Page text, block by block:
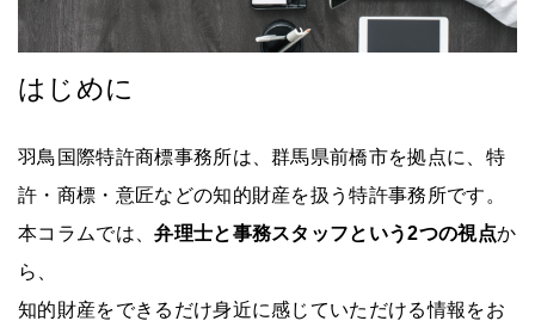
はじめに
羽鳥国際特許商標事務所は、群馬県前橋市を拠点に、特
許・商標・意匠などの知的財産を扱う特許事務所です。
本コラムでは、弁理士と事務スタッフという2つの視点か
ら、
知的財産をできるだけ身近に感じていただける情報をお